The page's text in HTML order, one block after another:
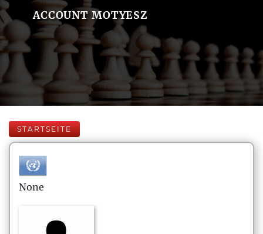
ACCOUNT MOTYESZ
STARTSEITE
None